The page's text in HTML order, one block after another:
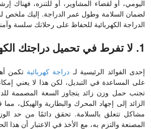
اليومي، أو لقضاء المشاوير، أو للتنزه، فهناك
لضمان السلامة وطول عمر الدراجة. إليك ملخص
الدراجة الكهربائية للحفاظ على رحلاتك سلسة
1. لا تفرط في تحميل دراجتك الكهربائية
إحدى الفوائد الرئيسية لـ دراجة كهربائية تكمن
على المساعدة في التبديل، لكن هذا لا يعني
تجنب حمل وزن زائد يتجاوز السعة المصممة
الزائد إلى إجهاد المحرك والبطارية والهيكل،
مشاكل تتعلق بالسلامة. تحقق دائمًا من حد
المصنعة والتزم به، مع الأخذ في الاعتبار أن هذا